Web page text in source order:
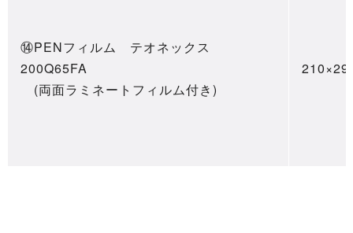
⑭PENフィルム テオネックス
200Q65FA
(両面ラミネートフィルム付き)